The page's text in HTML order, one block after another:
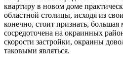
квартиру в новом доме
областной столицы, исходя из
конечно, стоит признать,
сосредоточена на окраинных
скорости застройки, окраины
таковыми являться.